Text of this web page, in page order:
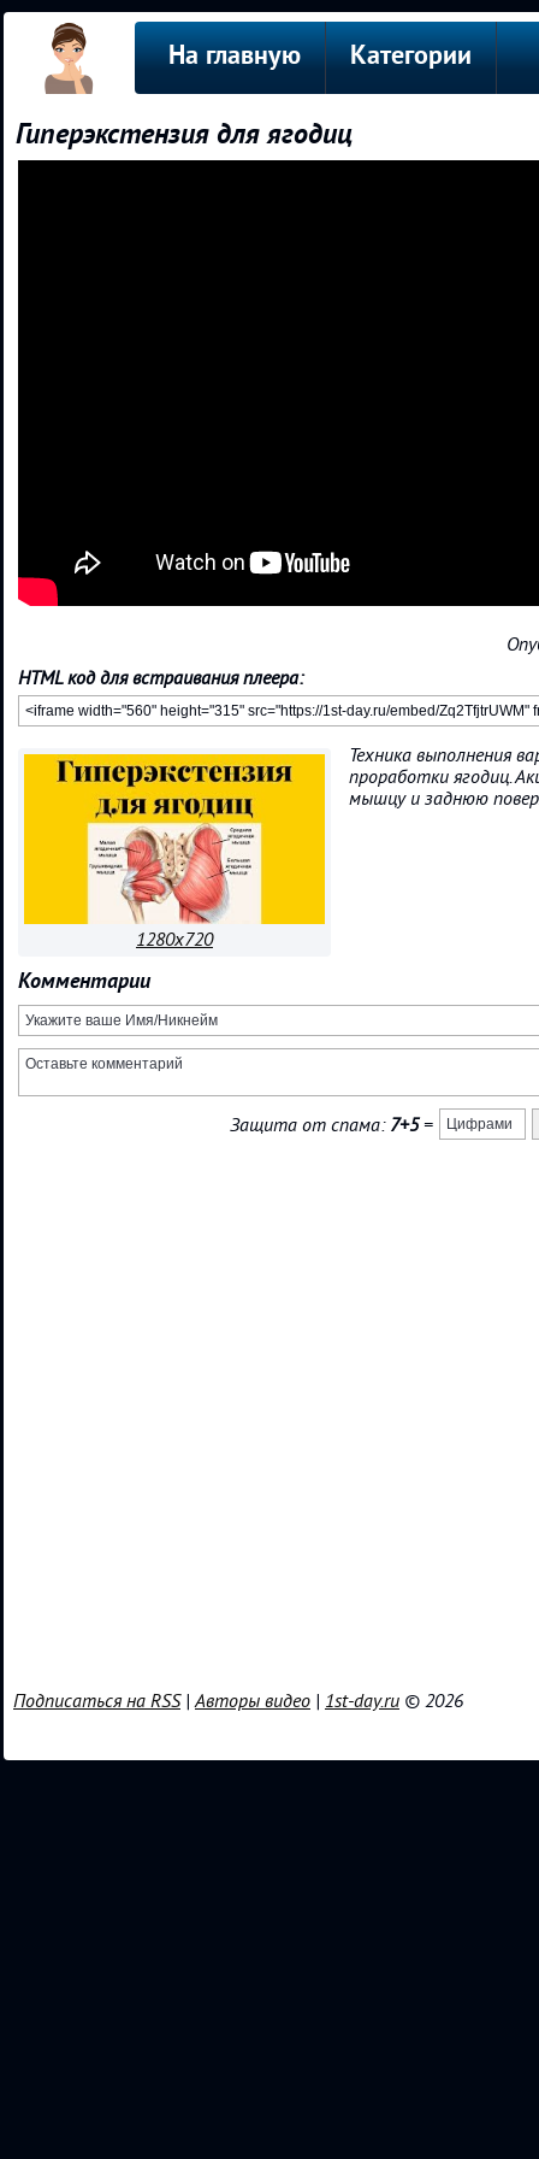
На главную Категории
Гиперэкстензия для ягодиц
HTML код для встраивания плеера:
1280x720
Техника выполнения
проработки ягодиц.
мышцу и заднюю
Комментарии
Защита от спама: 7+5=
Подписаться на RSS|Авторы видео | 1st-day.ru © 2026